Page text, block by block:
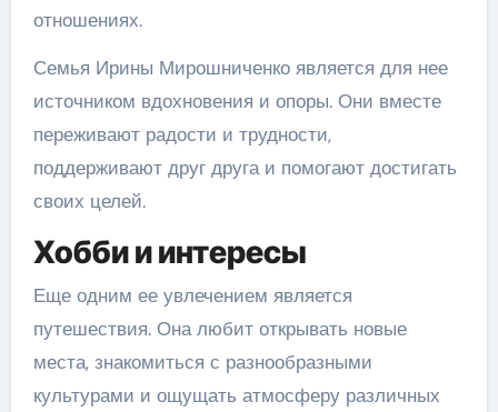
отношениях.
Семья Ирины Мирошниченко является для нее
источником вдохновения и опоры. Они вместе
переживают радости и трудности,
поддерживают друг друга и помогают достигать
своих целей.
Хобби и интересы
Еще одним ее увлечением является
путешествия. Она любит открывать новые
места, знакомиться с разнообразными
культурами и ощущать атмосферу различных